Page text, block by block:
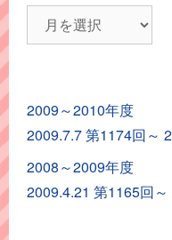
ポ
ア
ー
カ
イ
2009～2010年度
2009.7.7 第1174回～
2008～2009年度
2009.4.21 第1165回